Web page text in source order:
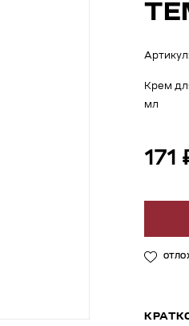
Крем
мл
171